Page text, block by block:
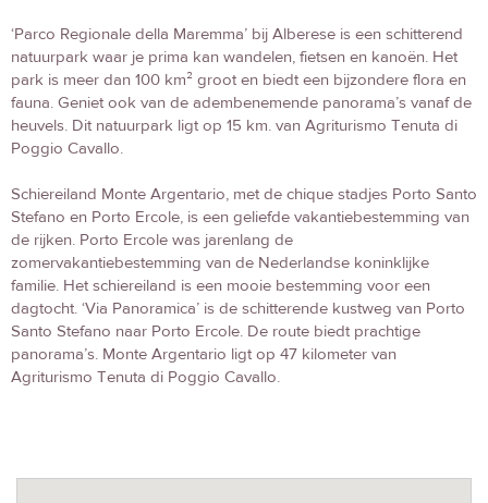
‘Parco Regionale della Maremma’ bij Alberese is een schitterend
natuurpark waar je prima kan wandelen, fietsen en kanoën. Het
park is meer dan 100 km² groot en biedt een bijzondere flora en
fauna. Geniet ook van de adembenemende panorama’s vanaf de
heuvels. Dit natuurpark ligt op 15 km. van Agriturismo Tenuta di
Poggio Cavallo.
Schiereiland Monte Argentario, met de chique stadjes Porto Santo
Stefano en Porto Ercole, is een geliefde vakantiebestemming van
de rijken. Porto Ercole was jarenlang de
zomervakantiebestemming van de Nederlandse koninklijke
familie. Het schiereiland is een mooie bestemming voor een
dagtocht. ‘Via Panoramica’ is de schitterende kustweg van Porto
Santo Stefano naar Porto Ercole. De route biedt prachtige
panorama’s. Monte Argentario ligt op 47 kilometer van
Agriturismo Tenuta di Poggio Cavallo.